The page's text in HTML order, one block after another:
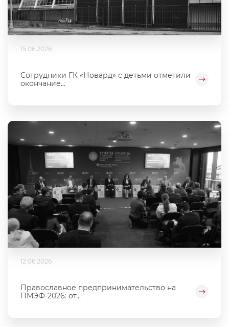
15.06.2026
Сотрудники ГК «Новард» с детьми отметили
окончание...
12.06.2026
Православное предпринимательство на
ПМЭФ-2026: от...